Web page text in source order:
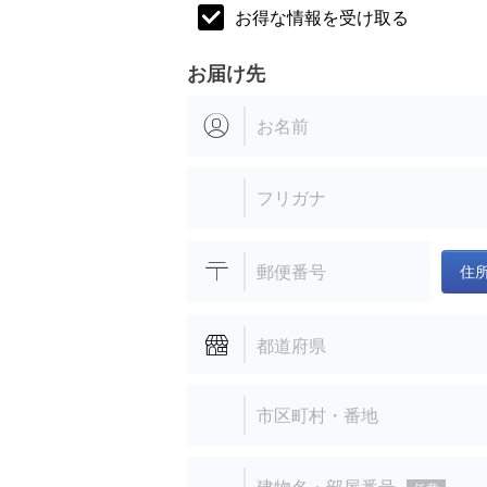
お得な情報を受け取る
お届け先
お名前
フリガナ
郵便番号 住
都道府県
市区町村・番地